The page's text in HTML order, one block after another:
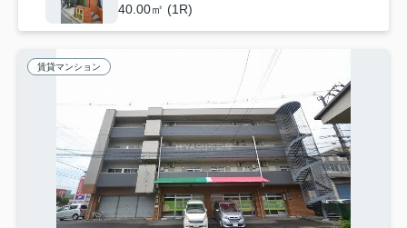
40.00㎡ (1R)
賃貸マンション